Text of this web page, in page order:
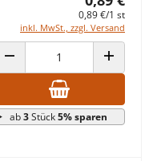
0,89 €/1 st
inkl. MwSt., zzgl. Versand
ANZAHL VERRINGERN ANZAHL
ab3Stück5% sparen